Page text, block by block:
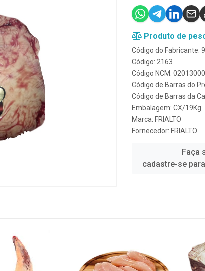
Produto de
Código do Fabricante:
Código: 2163
Código NCM: 02013000
Código de Barras do
Código de Barras da
Embalagem: CX/19Kg
Marca: FRIALTO
Fornecedor: FRIALTO
Faça
cadastre-se